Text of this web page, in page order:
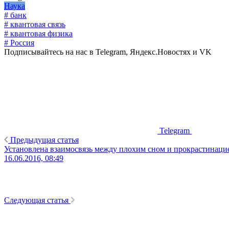
Наука
# банк
# квантовая связь
# квантовая физика
# Россия
Подписывайтесь на нас в Telegram, Яндекс.Новостях и VK
Telegram
Предыдущая статья
Установлена взаимосвязь между плохим сном и
16.06.2016, 08:49
Следующая статья